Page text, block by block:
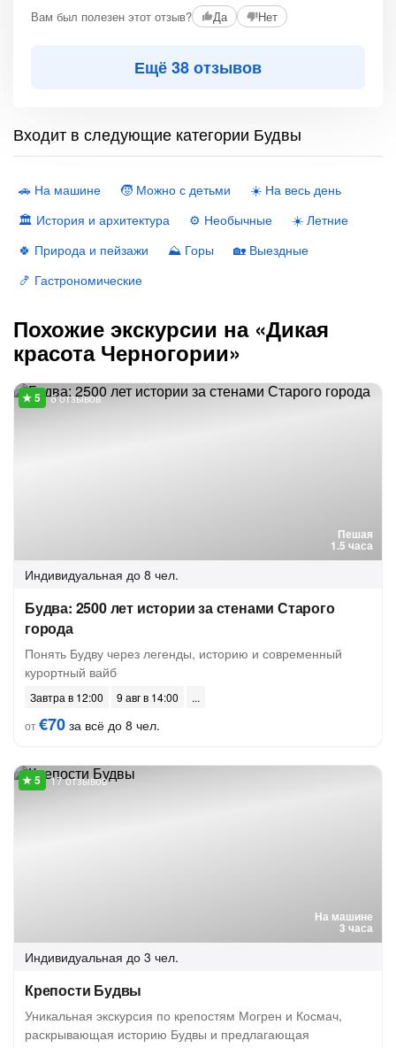
Вам был полезен этот отзыв? Да Нет
Ещё 38 отзывов
Входит в следующие категории Будвы
🚗 На машине 🧒 Можно с детьми
☀️ На весь день
🏛 История и архитектура
⚙️ Необычные
☀️ Летние
🍀 Природа и пейзажи
⛰ Горы
🏡 Выездные
🍤 Гастрономические
Похожие экскурсии на «Дикая
красота Черногории»
Пешая
1.5 часа
6 отзывов
Индивидуальная до 8 чел.
Будва: 2500 лет истории за стенами Старого
города
Понять Будву через легенды, историю и современный
курортный вайб
Завтра в 12:00
9 авг в 14:00
от€70 за всё до 8 чел.
На машине
3 часа
17 отзывов
Индивидуальная до 3 чел.
Крепости Будвы
Уникальная экскурсия по крепостям Могрен и Космач,
раскрывающая историю Будвы и предлагающая